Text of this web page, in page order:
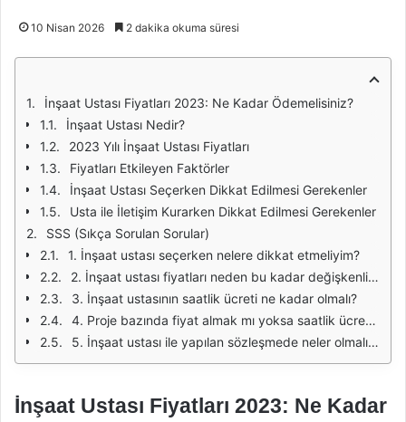
10 Nisan 2026 2 dakika okuma süresi
İnşaat Ustası Fiyatları 2023: Ne Kadar Ödemelisiniz?
İnşaat Ustası Nedir?
2023 Yılı İnşaat Ustası Fiyatları
Fiyatları Etkileyen Faktörler
İnşaat Ustası Seçerken Dikkat Edilmesi Gerekenler
Usta ile İletişim Kurarken Dikkat Edilmesi Gerekenler
SSS (Sıkça Sorulan Sorular)
1. İnşaat ustası seçerken nelere dikkat etmeliyim?
2. İnşaat ustası fiyatları neden bu kadar değişkenlik gösteriyor?
3. İnşaat ustasının saatlik ücreti ne kadar olmalı?
4. Proje bazında fiyat almak mı yoksa saatlik ücret mi daha avantajlı?
5. İnşaat ustası ile yapılan sözleşmede neler olmalıdır?
İnşaat Ustası Fiyatları 2023: Ne Kadar